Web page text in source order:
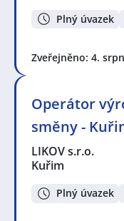
Plný úvazek
Zveřejněno: 4.
Operátor
směny -
LIKOV s.r.o.
Kuřim
Plný úvazek